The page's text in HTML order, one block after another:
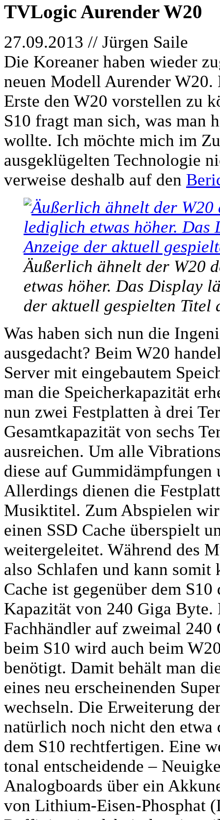
TVLogic Aurender W20
27.09.2013 // Jürgen Saile
Die Koreaner haben wieder
neuen Modell Aurender
Erste den W20 vorstellen zu
S10 fragt man sich, was man
wollte. Ich möchte mich im
ausgeklügelten Technologie
verweise deshalb auf den
Äußerlich ähnelt der W20
etwas höher. Das Display
der aktuell gespielten Titel
Was haben sich nun die
ausgedacht? Beim W20
Server mit eingebautem
man die Speicherkapazität
nun zwei Festplatten à drei
Gesamtkapazität von sechs
ausreichen. Um alle
diese auf
Allerdings dienen die
Musiktitel. Zum Abspielen
einen SSD Cache überspielt
weitergeleitet. Während des
also Schlafen und kann somit
Cache ist gegenüber dem
Kapazität von 240 Giga Byte.
Fachhändler auf zweimal
beim S10 wird auch beim
benötigt. Damit behält man
eines neu erscheinenden
wechseln. Die Erweiterung
natürlich noch nicht den etwa
dem S10 rechtfertigen. Eine
tonal entscheidende –
Analogboards über ein
von Lithium-Eisen-Phosphat